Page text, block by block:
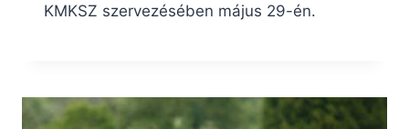
KMKSZ szervezésében május 29-én.